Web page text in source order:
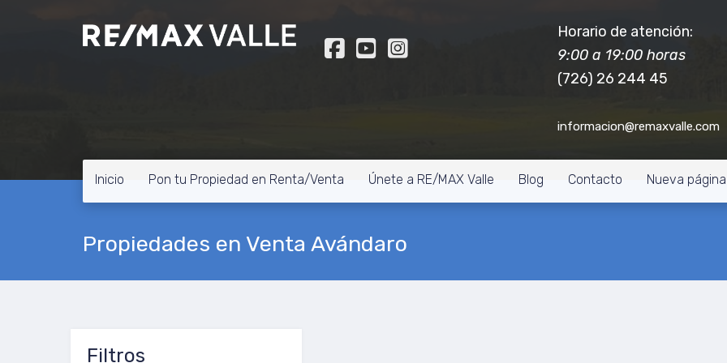
Horario de atención:
9:00 a 19:00 horas
(726) 26 244 45
informacion@remaxvalle.com
Inicio Pon tu Propiedad en Renta/Venta Únete a RE/MAX Valle Blog Contacto Nueva
Propiedades en Venta Avándaro
Filtros